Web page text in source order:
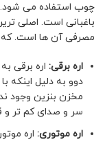
چوب استفاده می شود.
باغبانی است. اصلی
مصرفی آن ها است. که
اره برقی: اره برقی
دوو به دلیل اینکه
مخزن بنزین وجود
سر و صدای کم تر و
اره موتوری: اره